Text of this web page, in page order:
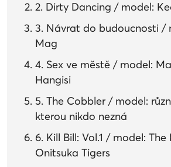
2. Dirty Dancing / model:
3. Návrat do budoucnosti /
Mag
4. Sex ve městě / model:
Hangisi
5. The Cobbler / model:
kterou nikdo nezná
6. Kill Bill: Vol.1 / model: The
Onitsuka Tigers